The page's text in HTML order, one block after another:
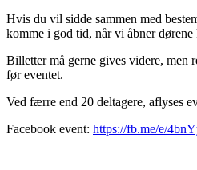
Hvis du vil sidde sammen med
komme i god tid, når vi åbner dørene
Billetter må gerne gives videre, men
før eventet.
Ved færre end 20 deltagere, aflyses
Facebook event: https://fb.me/e/